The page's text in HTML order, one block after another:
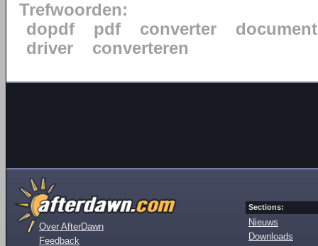
Trefwoorden:
dopdf
pdf converter
document
driver
converteren
Over AfterDawn
Feedback
Sections:
Nieuws
Downloads